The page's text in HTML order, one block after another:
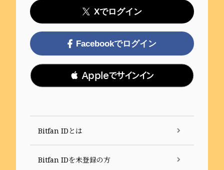
Xでログイン
Facebookでログイン
 Appleでサインイン
Bitfan IDとは
Bitfan IDを未登録の方